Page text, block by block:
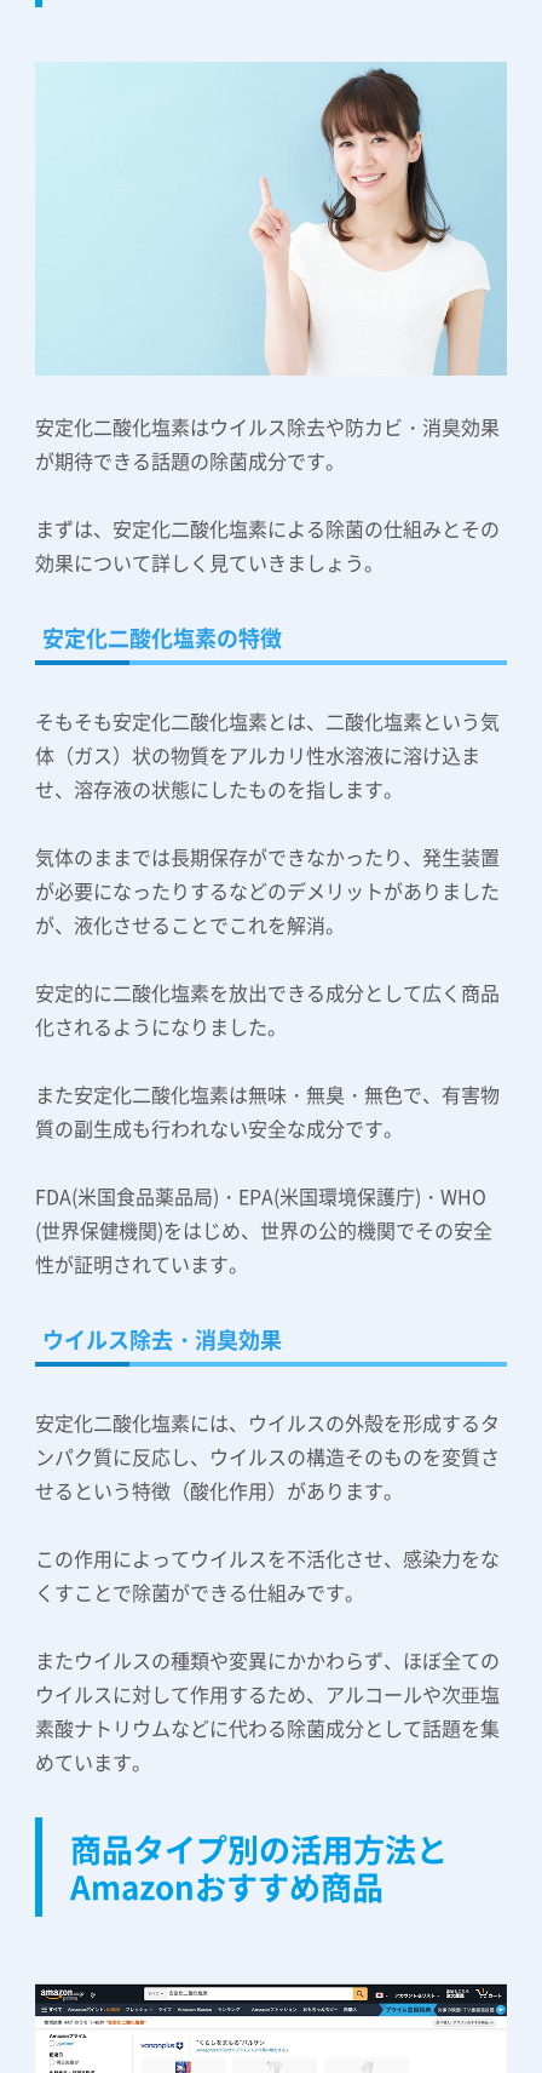
安定化二酸化塩素はウイルス除去や防カビ・消臭効果
が期待できる話題の除菌成分です。
まずは、安定化二酸化塩素による除菌の仕組みとその
効果について詳しく見ていきましょう。
安定化二酸化塩素の特徴
そもそも安定化二酸化塩素とは、二酸化塩素という気
体（ガス）状の物質をアルカリ性水溶液に溶け込ま
せ、溶存液の状態にしたものを指します。
気体のままでは長期保存ができなかったり、発生装置
が必要になったりするなどのデメリットがありました
が、液化させることでこれを解消。
安定的に二酸化塩素を放出できる成分として広く商品
化されるようになりました。
また安定化二酸化塩素は無味・無臭・無色で、有害物
質の副生成も行われない安全な成分です。
FDA(米国食品薬品局)・EPA(米国環境保護庁)・WHO
(世界保健機関)をはじめ、世界の公的機関でその安全
性が証明されています。
ウイルス除去・消臭効果
安定化二酸化塩素には、ウイルスの外殻を形成するタ
ンパク質に反応し、ウイルスの構造そのものを変質さ
せるという特徴（酸化作用）があります。
この作用によってウイルスを不活化させ、感染力をな
くすことで除菌ができる仕組みです。
またウイルスの種類や変異にかかわらず、ほぼ全ての
ウイルスに対して作用するため、アルコールや次亜塩
素酸ナトリウムなどに代わる除菌成分として話題を集
めています。
商品タイプ別の活用方法と
Amazonおすすめ商品